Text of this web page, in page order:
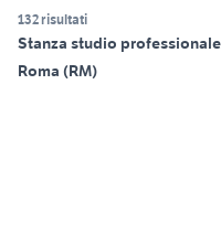
132 risultati
Stanza studio
Roma (RM)